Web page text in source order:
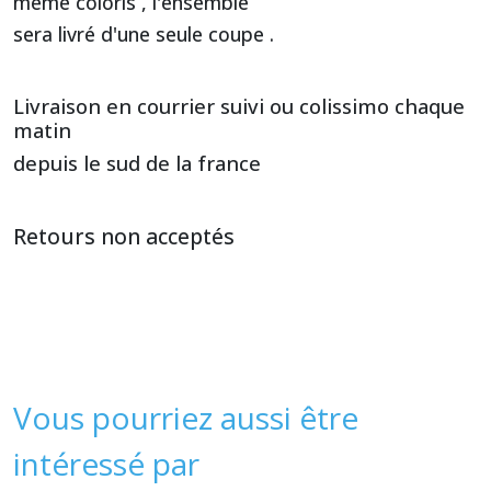
sera livré d'une seule coupe .
Livraison en courrier suivi ou colissimo chaque
matin
depuis le sud de la france
Retours non acceptés
Vous pourriez aussi être
intéressé par